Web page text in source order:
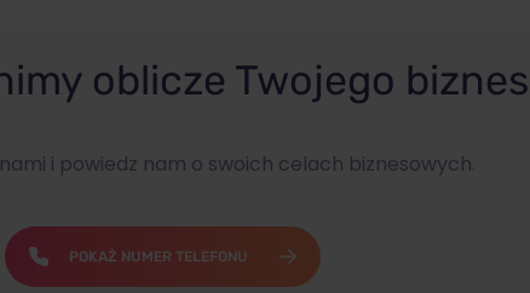
oblicze Twojego
i powiedz nam o swoich celach biznesowych.
POKAŻ NUMER TELEFONU